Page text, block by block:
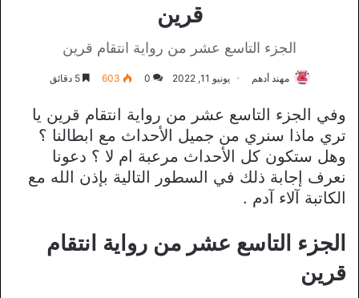
قرين
الجزء التاسع عشر من رواية انتقام قرين
مهند أدهم يونيو 11, 2022 0
603 5 دقائق
وفي الجزء التاسع عشر من رواية انتقام قرين يا
تري ماذا سنري من جميل الأحداث مع ابطالنا ؟
وهل ستكون كل الأحداث مرعبة ام لا ؟ دعونا
نعرف إجابة ذلك في السطور التالية بإذن الله مع
الكاتبة آلاء آدم .
الجزء التاسع عشر من رواية انتقام
قرين